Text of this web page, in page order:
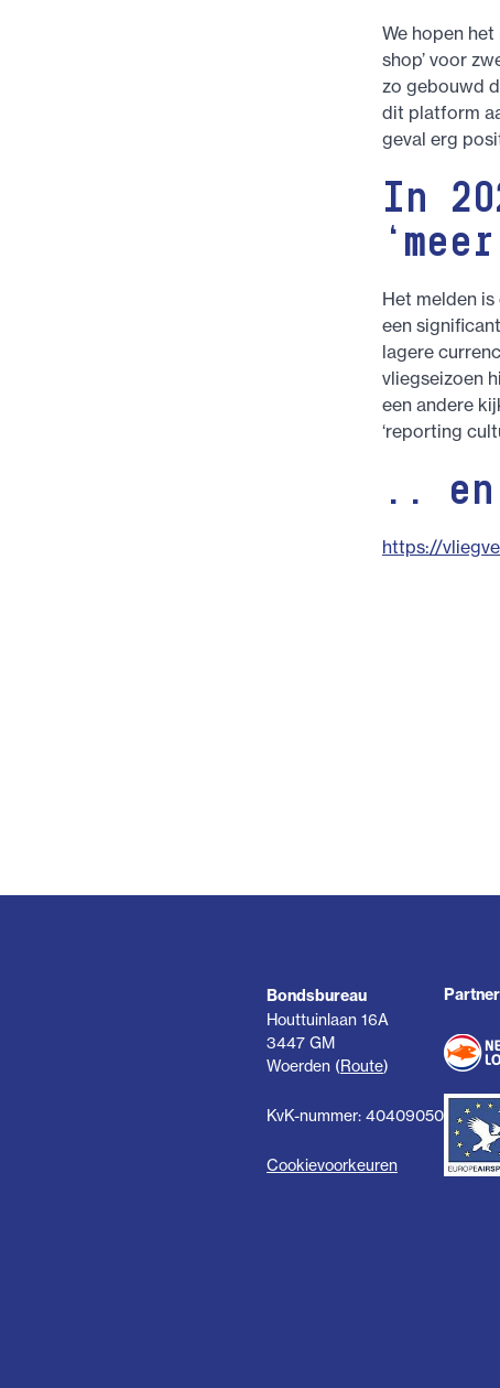
We hopen
shop’ voor
zo gebouwd
dit platform
geval erg
In
Het melden
een
lagere
vliegseizoen
een andere
‘reporting
..
https://
Bondsbureau
Houttuinlaan 16A
3447 GM
Woerden (Route)
KvK-nummer: 40409050
Cookievoorkeuren